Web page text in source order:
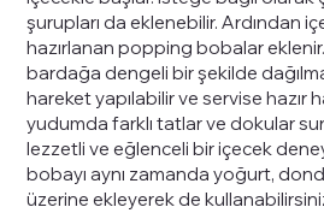
şurupları da eklenebilir. Ardından
hazırlanan popping bobalar
bardağa dengeli bir şekilde
hareket yapılabilir ve servise hazır
yudumda farklı tatlar ve dokular
lezzetli ve eğlenceli bir içecek
bobayı aynı zamanda yoğurt,
üzerine ekleyerek de